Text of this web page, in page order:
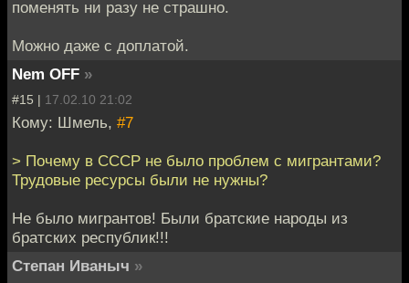
поменять ни разу не страшно.
Можно даже с доплатой.
Nem OFF »
#15 | 17.02.10 21:02
Кому: Шмель, #7
> Почему в СССР не было проблем с мигрантами?
Трудовые ресурсы были не нужны?
Не было мигрантов! Были братские народы из
братских республик!!!
Степан Иваныч »